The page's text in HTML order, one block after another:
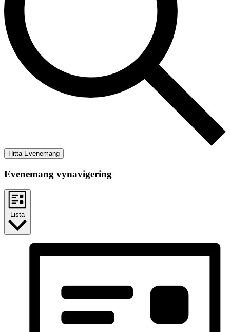
Hitta Evenemang
Evenemang vynavigering
Lista